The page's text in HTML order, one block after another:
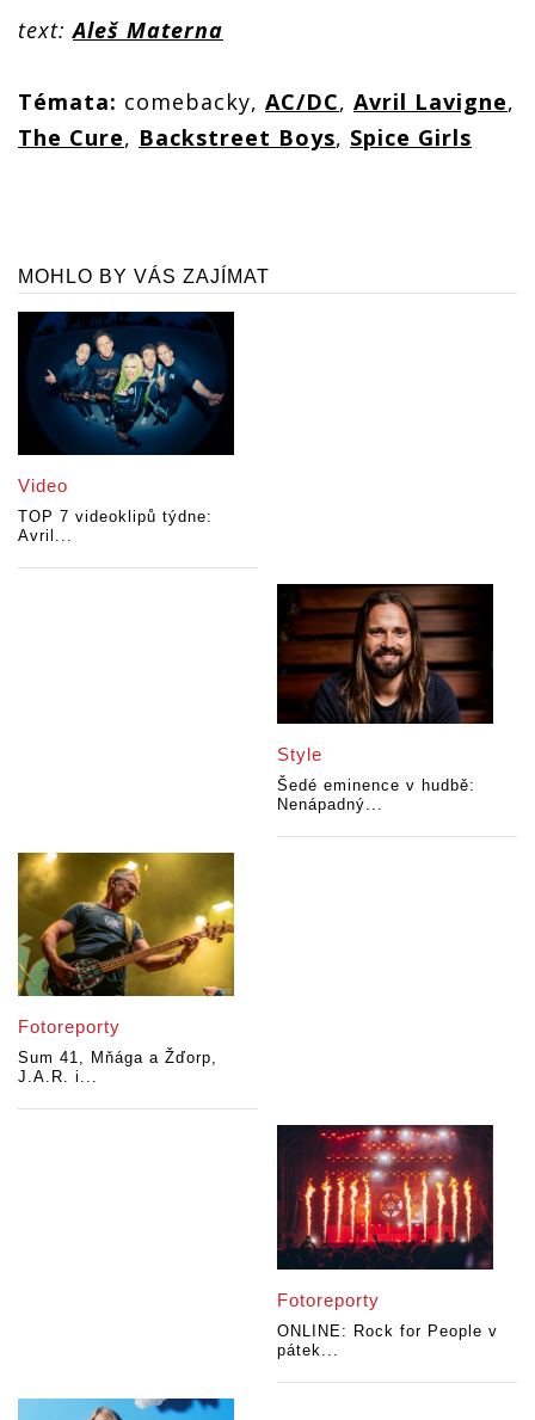
text:Aleš Materna
Témata: comebacky, AC/DC, Avril Lavigne,
The Cure, Backstreet Boys, Spice Girls
MOHLO BY VÁS ZAJÍMAT
Video
TOP 7 videoklipů týdne:
Avril...
Style
Šedé eminence v hudbě:
Nenápadný...
Fotoreporty
Sum 41, Mňága a Žďorp,
J.A.R. i...
Fotoreporty
ONLINE: Rock for People v
pátek...